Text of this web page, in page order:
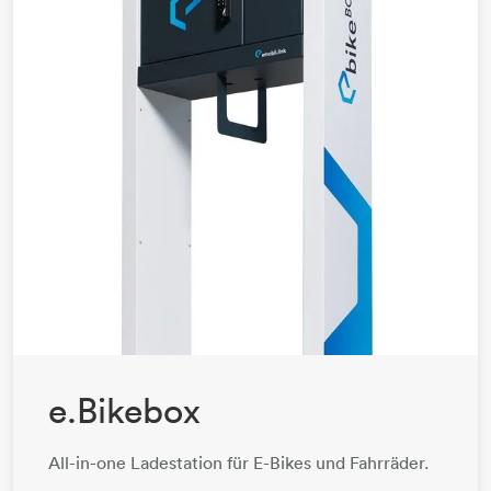
e.Bikebox
All-in-one Ladestation für E-Bikes und Fahrräder.